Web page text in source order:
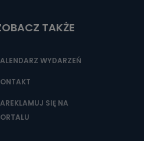
TAKŻE
WYDARZEŃ
SIĘ NA